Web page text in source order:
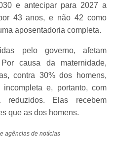
e antecipar para 2027 a
43 anos, e não 42 como
aposentadoria completa.
pelo governo, afetam
causa da maternidade,
contra 30% dos homens,
incompleta e, portanto, com
reduzidos. Elas recebem
que as dos homens.
agências de notícias